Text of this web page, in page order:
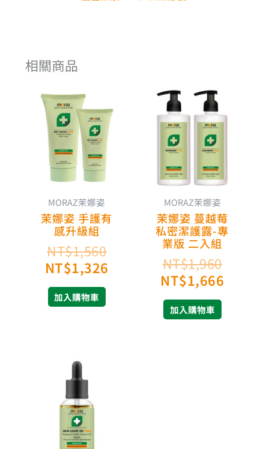
相關商品
MORAZ茉娜姿
茉娜姿 手護有
感升級組
NT$1,560
始
價
格：
NT$1,560。
NT$1,326
前
價
格：
加入購物車
MORAZ茉娜姿
茉娜姿 蔓越莓
私密潔護露-專
業版 二入組
NT$1,960
始
價
NT$1,666
前
價
加入購物車